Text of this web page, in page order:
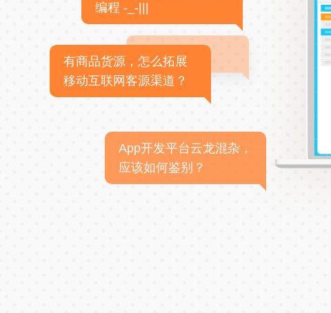
编程 -_-|||
有商品货源，怎么拓展
移动互联网客源渠道？
App开发平台云龙混杂，
应该如何鉴别？